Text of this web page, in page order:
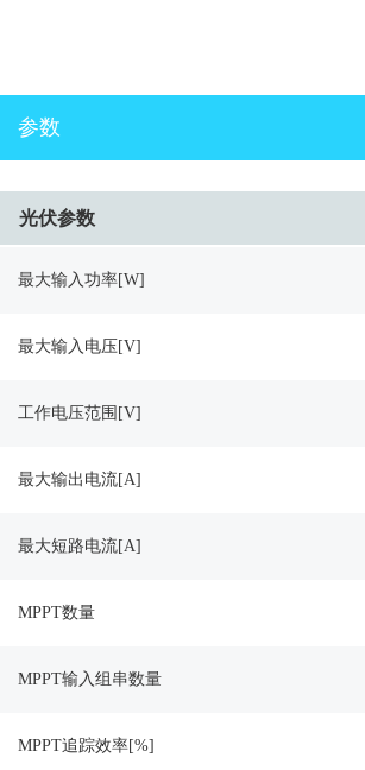
参数
光伏参数
最大输入功率[W]
最大输入电压[V]
工作电压范围[V]
最大输出电流[A]
最大短路电流[A]
MPPT数量
MPPT输入组串数量
MPPT追踪效率[%]